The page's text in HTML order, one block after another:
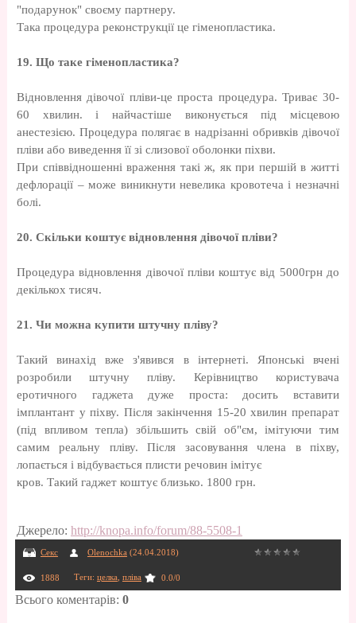
"подарунок" своєму партнеру.
Така процедура реконструкції це гіменопластика.
19. Що таке гіменопластика?
Відновлення дівочої пліви-це проста процедура. Триває 30-
60 хвилин. і найчастіше виконується під місцевою
анестезією. Процедура полягає в надрізанні обривків дівочої
пліви або виведення її зі слизової оболонки піхви.
При співвідношенні враження такі ж, як при першій в житті
дефлорації – може виникнути невелика кровотеча і незначні
болі.
20. Скільки коштує відновлення дівочої пліви?
Процедура відновлення дівочої пліви коштує від 5000грн до
декількох тисяч.
21. Чи можна купити штучну пліву?
Такий винахід вже з'явився в інтернеті. Японські вчені
розробили штучну пліву. Керівництво користувача
еротичного гаджета дуже проста: досить вставити
імплантант у піхву. Після закінчення 15-20 хвилин препарат
(під впливом тепла) збільшить свій об"єм, імітуючи тим
самим реальну пліву. Після засовування члена в піхву,
лопається і відбувається плисти речовин імітує
кров. Такий гаджет коштує близько. 1800 грн.
Джерело: http://knopa.info/forum/88-5508-1
Секс Olenochka (24.04.2018)
1888 Теги: целка пліва 0.0/0
Всього коментарів: 0